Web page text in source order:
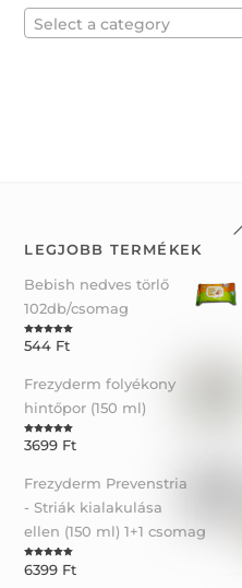
o
Select a category
LEGJOBB TERMÉKEK
Bebish nedves törlő
102db/csomag
Rated5.00
out of 5
544 Ft
Frezyderm folyékony
hintőpor (150 ml)
Rated5.00
out of 5
3699 Ft
Frezyderm Prevenstria
- Striák kialakulása
ellen (150 ml) 1+1 csomag
Rated5.00
out of 5
6399 Ft